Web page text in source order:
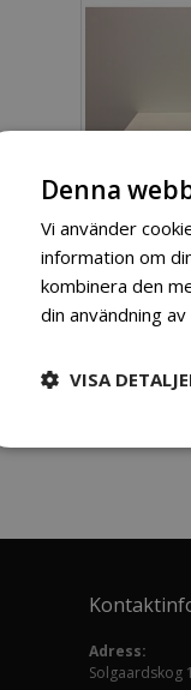
2
Adress:
Solgaardskog
Denna
Vi använder
information om
kombinera den
din användning
VISA